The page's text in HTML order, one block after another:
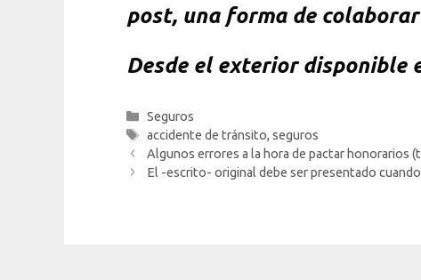
post, una forma de
Desde el exterior disponible
Categorías
Seguros
Etiquetas
accidente de tránsito,seguros
Algunos errores a la hora de pactar honorarios
El -escrito- original debe ser presentado